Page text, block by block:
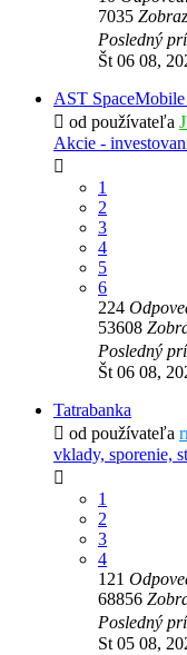
7035
Posledný
Št 06 08,
AST
od používateľa
Akcie -
1
2
3
4
5
6
224
53608
Posledný
Št 06 08,
Tatrabanka
od používateľa
vklady, sporenie,
1
2
3
4
121
68856
Posledný
St 05 08,